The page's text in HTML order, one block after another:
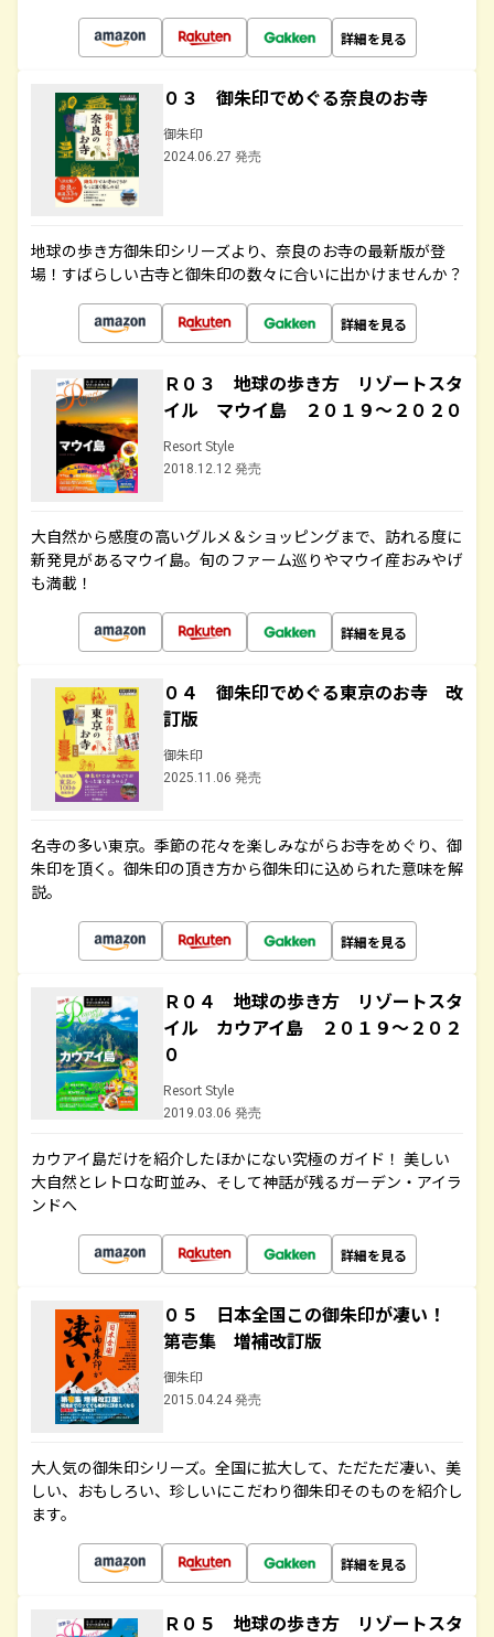
詳細を見る
０３ 御朱印でめぐる奈良のお寺
御朱印
2024.06.27 発売
地球の歩き方御朱印シリーズより、奈良のお寺の最新版が登
場！すばらしい古寺と御朱印の数々に合いに出かけませんか？
詳細を見る
Ｒ０３ 地球の歩き方 リゾートスタ
イル マウイ島 ２０１９～２０２０
Resort Style
2018.12.12 発売
大自然から感度の高いグルメ＆ショッピングまで、訪れる度に
新発見があるマウイ島。旬のファーム巡りやマウイ産おみやげ
も満載！
詳細を見る
０４ 御朱印でめぐる東京のお寺 改
訂版
御朱印
2025.11.06 発売
名寺の多い東京。季節の花々を楽しみながらお寺をめぐり、御
朱印を頂く。御朱印の頂き方から御朱印に込められた意味を解
説。
詳細を見る
Ｒ０４ 地球の歩き方 リゾートスタ
イル カウアイ島 ２０１９～２０２
０
Resort Style
2019.03.06 発売
カウアイ島だけを紹介したほかにない究極のガイド！ 美しい
大自然とレトロな町並み、そして神話が残るガーデン・アイラ
ンドへ
詳細を見る
０５ 日本全国この御朱印が凄い！
第壱集 増補改訂版
御朱印
2015.04.24 発売
大人気の御朱印シリーズ。全国に拡大して、ただただ凄い、美
しい、おもしろい、珍しいにこだわり御朱印そのものを紹介し
ます。
詳細を見る
Ｒ０５ 地球の歩き方 リゾートスタ